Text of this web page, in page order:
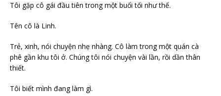
Tôi gặp cô gái đầu tiên trong một buổi tối như thế.
Tên cô là Linh.
Trẻ, xinh, nói chuyện nhẹ nhàng. Cô làm trong một quán cà
phê gần khu tôi ở. Chúng tôi nói chuyện vài lần, rồi dần thân
thiết.
Tôi biết mình đang làm gì.